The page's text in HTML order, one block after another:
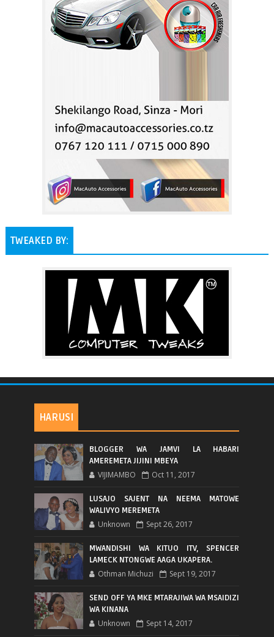
TWEAKED BY:
HARUSI
BLOGGER WA JAMVI LA HABARI
AMEREMETA JIJINI MBEYA
VIJIMAMBO Oct 11, 2017
LUSAJO SAJENT NA NEEMA MATOWE
WALIVYO MEREMETA
Unknown Sept 26, 2017
MWANDISHI WA KITUO ITV, SPENCER
LAMECK NTONGWE AAGA UKAPERA.
Othman Michuzi Sept 19, 2017
SEND OFF YA MKE MTARAJIWA WA MSAIDIZI
WA KINANA
Unknown Sept 14, 2017